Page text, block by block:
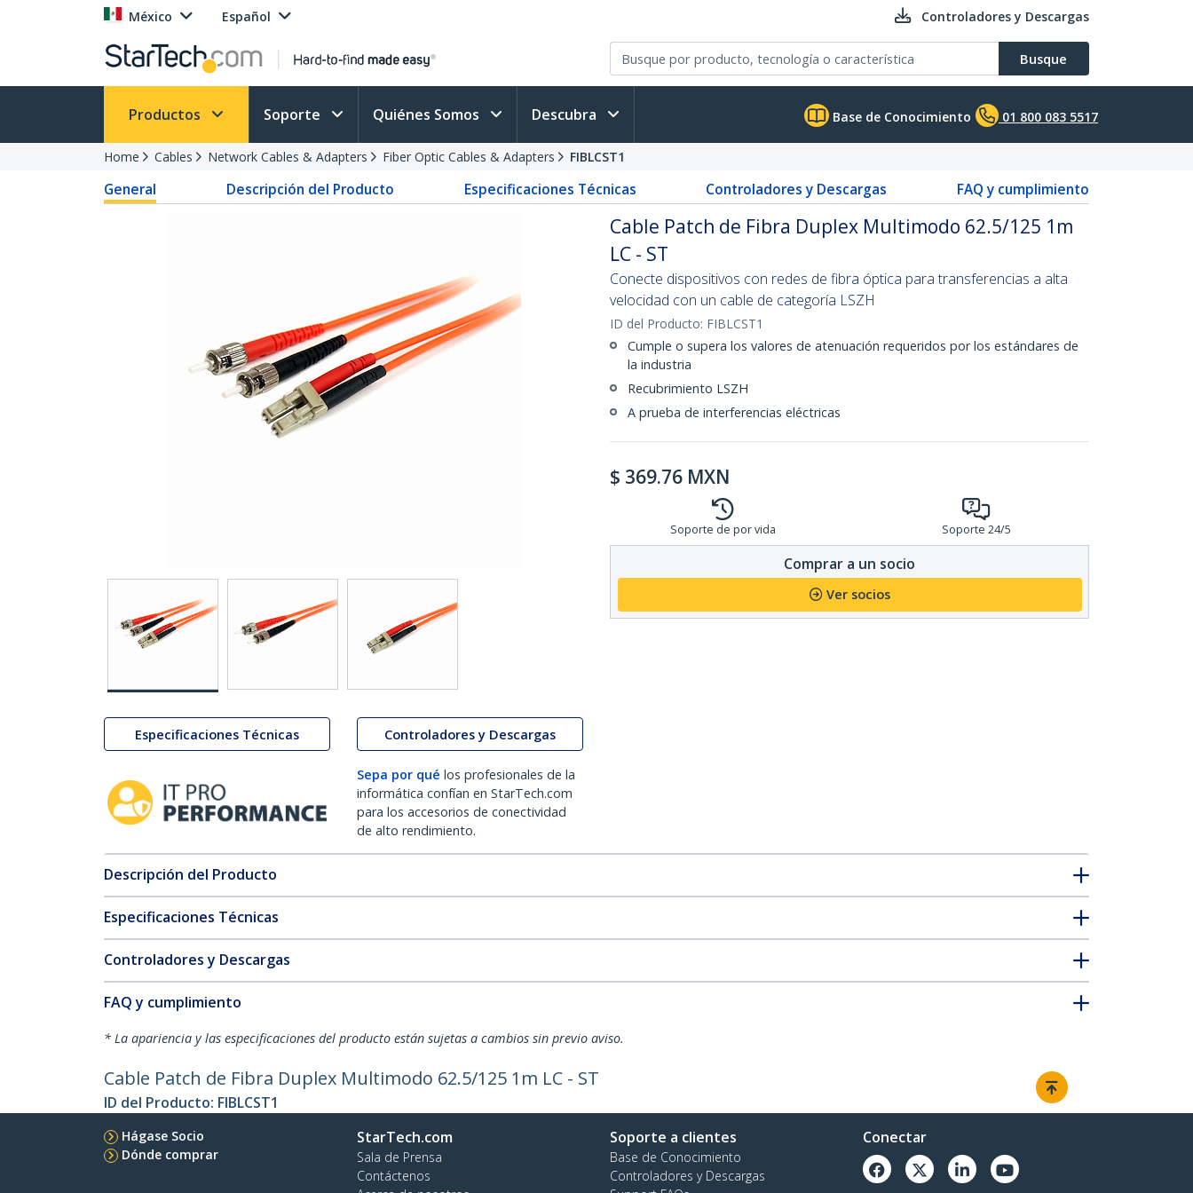
México Español Controladores y Descargas
Busque
Productos Soporte Quiénes Somos Descubra Base de Conocimiento 01 800 083 5517
Home Cables Network Cables & Adapters Fiber Optic Cables & Adapters FIBLCST1
General Descripción del Producto Especificaciones Técnicas Controladores y Descargas FAQ y cumplimiento
Especificaciones Técnicas Controladores y Descargas
Sepa por qué los profesionales de la
informática confían en StarTech.com
para los accesorios de conectividad
de alto rendimiento.
Cable Patch de Fibra Duplex Multimodo 62.5/125 1m
LC - ST
Conecte dispositivos con redes de fibra óptica para transferencias a alta
velocidad con un cable de categoría LSZH
ID del Producto: FIBLCST1
Cumple o supera los valores de atenuación requeridos por los estándares de
la industria
Recubrimiento LSZH
A prueba de interferencias eléctricas
$ 369.76 MXN
Soporte de por vida Soporte 24/5
Comprar a un socio
Ver socios
Descripción del Producto
Especificaciones Técnicas
Controladores y Descargas
FAQ y cumplimiento
* La apariencia y las especificaciones del producto están sujetas a cambios sin previo aviso.
Cable Patch de Fibra Duplex Multimodo 62.5/125 1m LC - ST
ID del Producto: FIBLCST1
Hágase Socio
Dónde comprar
StarTech.com
Sala de Prensa
Contáctenos
Soporte a clientes
Base de Conocimiento
Controladores y Descargas
Conectar